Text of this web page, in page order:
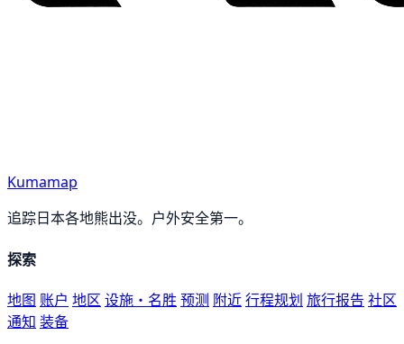
Kumamap
追踪日本各地熊出没。户外安全第一。
探索
地图 账户 地区 设施・名胜 预测 附近行程规划 旅行报告 社区
通知 装备